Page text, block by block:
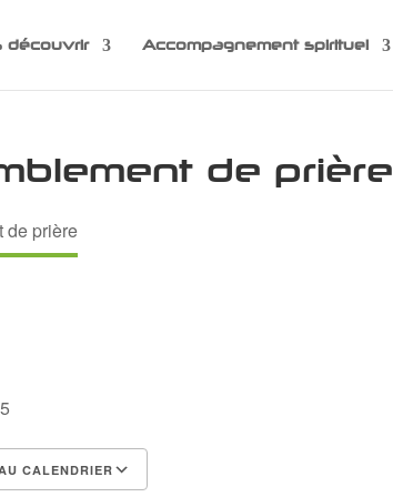
découvrir Accompagnement spirituel
de prière
CALENDRIER